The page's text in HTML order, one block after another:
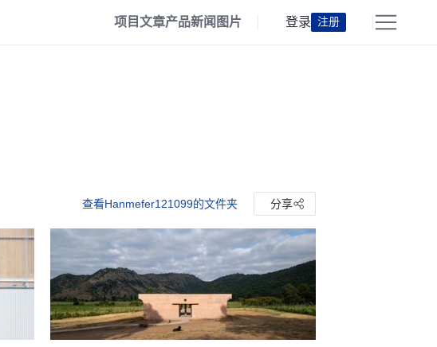
项目文章产品新闻 图片 登录 注册
查看Hanmefer121099的文件夹 分享